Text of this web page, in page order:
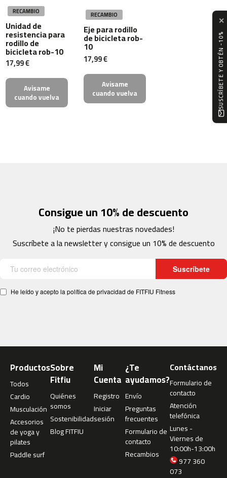
0
m
c
-
1
0
0
m
c
m
2
0
0
m
c
4
0
0
m
RECAMBIO
Unidad de
resistencia para
rodillo de
bicicleta rob-10
17,99 €
Avisame
cuando vuelva
RECAMBIO
Eje para rodillo
de bicicleta rob-
10
17,99 €
Avisame
cuando vuelva
Consigue un 10% de descuento
¡No te pierdas nuestras novedades!
Suscríbete a la newsletter y consigue un 10% de descuento
Suscríbete
He leído y acepto la política de privacidad de FITFIU Fitness
✕
SUSCRÍBETE Y OBTÉN -10%
Productos
Todos
Cardio
Musculación
Accesorios
de yoga y
pilates
Paddle surf
Sobre
Fitfiu
Quiénes
somos
Sostenibilidad
Blog FITFIU
Mi
Cuenta
Registro
Iniciar
sesión
¿Te
ayudamos?
Envío
Preguntas
frecuentes
Formulario de
contacto
Recambios
Contáctanos
Formulario de
contacto
Atención
telefónica
Lunes -
Viernes de
10:00h-13:00h
977 360
073